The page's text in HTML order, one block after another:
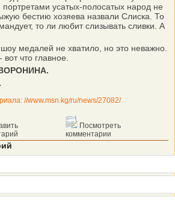
портретами усатых-полосатых народ не
бестию хозяева назвали Слиска. То
то ли любит слизывать сливки. А
медалей не хватило, но это неважно.
что главное.
//www.msn.kg/ru/news/27082/
Посмотреть
комментарии